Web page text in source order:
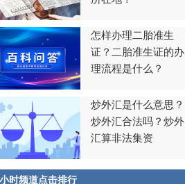
怎样办理二胎准生
证？二胎准生证的办
理流程是什么？
炒外汇是什么意思？
炒外汇合法吗？炒外
汇算非法集资
时频道点击排行